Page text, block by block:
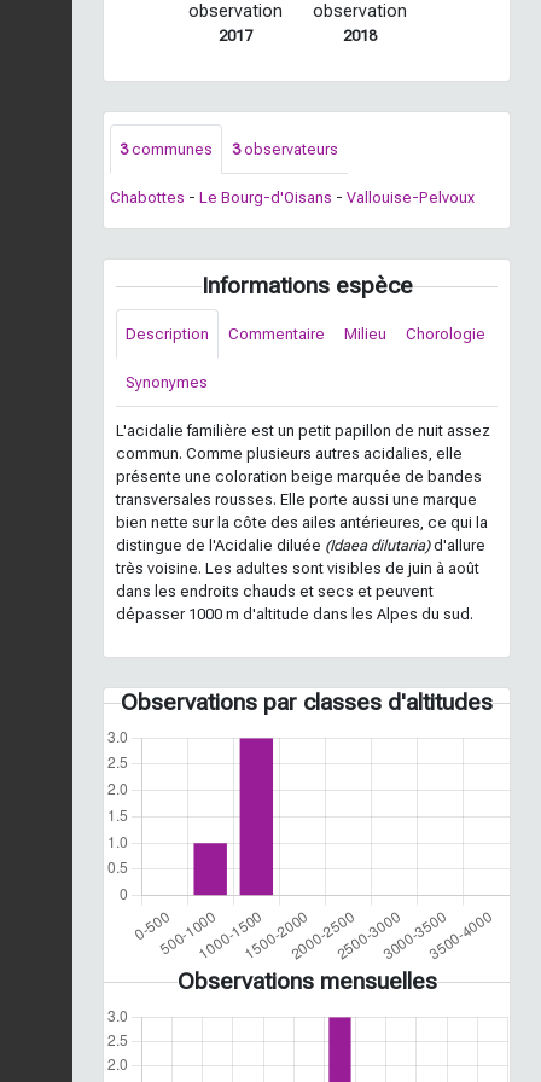
observation
2017
observation
2018
3communes 3observateurs
Chabottes - Le Bourg-d'Oisans - Vallouise-Pelvoux
Informations espèce
Description Commentaire Milieu Chorologie
Synonymes
L'acidalie familière est un petit papillon de nuit assez
commun. Comme plusieurs autres acidalies, elle
présente une coloration beige marquée de bandes
transversales rousses. Elle porte aussi une marque
bien nette sur la côte des ailes antérieures, ce qui la
distingue de l'Acidalie diluée (Idaea dilutaria)d'allure
très voisine. Les adultes sont visibles de juin à août
dans les endroits chauds et secs et peuvent
dépasser 1000 m d'altitude dans les Alpes du sud.
Observations par classes d'altitudes
Observations mensuelles